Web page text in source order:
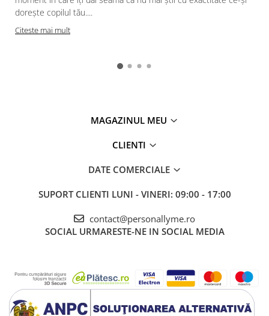
dorește copilul tău....
Citeste mai mult
MAGAZINUL MEU
CLIENTI
DATE COMERCIALE
SUPORT CLIENTI LUNI - VINERI: 09:00 - 17:00
contact@personallyme.ro
SOCIAL URMARESTE-NE IN SOCIAL MEDIA